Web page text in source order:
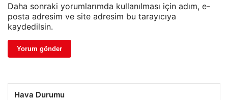
Daha sonraki yorumlarımda kullanılması için adım, e-
posta adresim ve site adresim bu tarayıcıya
kaydedilsin.
Hava Durumu